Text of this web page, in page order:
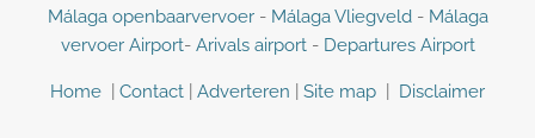
l
n
e
a
e
n
n
e
l
n
Málaga openbaarvervoer- Málaga Vliegveld- Málaga
vervoer Airport- Arivals airport- Departures Airport
Home Contact Adverteren Site map Disclaimer